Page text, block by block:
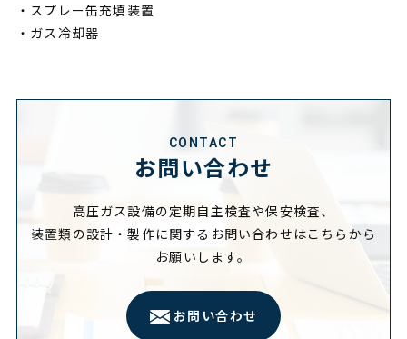
・スプレー缶充填装置
・ガス冷却器
CONTACT
お問い合わせ
高圧ガス設備の定期自主検査や保安検査、
装置類の設計・製作に関するお問い合わせはこちらから
お願いします。
お問い合わせ